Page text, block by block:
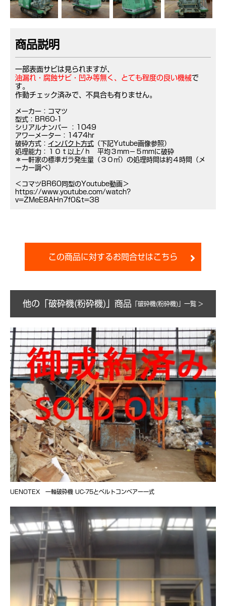
商品説明
一部表面サビは見られますが、
油漏れ・腐蝕サビ・凹み等無く、とても程度の良い機械で
す。
作動チェック済みで、不具合も有りません。
メーカー：コマツ
型式：BR60-1
シリアルナンバー ：1049
アワーメーター：1474hr
破砕方式： インパクト方式 （下記Yutube画像参照）
処理能力：１０ｔ以上/ｈ 平均３mm－５mmに破砕
＊一軒家の標準ガラ発生量（３０㎥）の処理時間は約４時間（メ
ーカー調べ）
＜コマツBR60同型のYoutube動画＞
https://www.youtube.com/watch?
v=ZMeE8AHn7f0&t=38
この商品に対するお問合せはこちら
他の「破砕機(粉砕機)」商品 「破砕機(粉砕機)」一覧 >
UENOTEX 一軸破砕機 UC-75とベルトコンベアー一式